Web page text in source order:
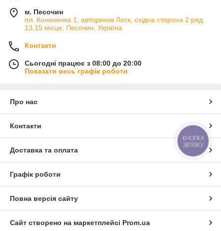
м. Песочин
пл. Кононенка 1, авторинок Лоск, східна сторона 2 ряд
13,15 місце, Песочин, Україна
Контакти
Сьогодні працює з 08:00 до 20:00
Показати весь графік роботи
Про нас
Контакти
Доставка та оплата
Графік роботи
Повна версія сайту
Сайт створено на маркетплейсі Prom.ua
КНОПКА
ЗВ'ЯЗКУ